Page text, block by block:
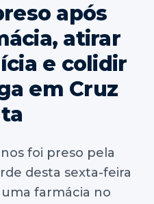
após
atirar
e colidir
em Cruz
foi preso pela
desta sexta-feira
farmácia no